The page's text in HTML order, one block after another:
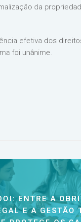
da
efetiva dos
foi unânime.
ENTRE A
E A GESTÃO